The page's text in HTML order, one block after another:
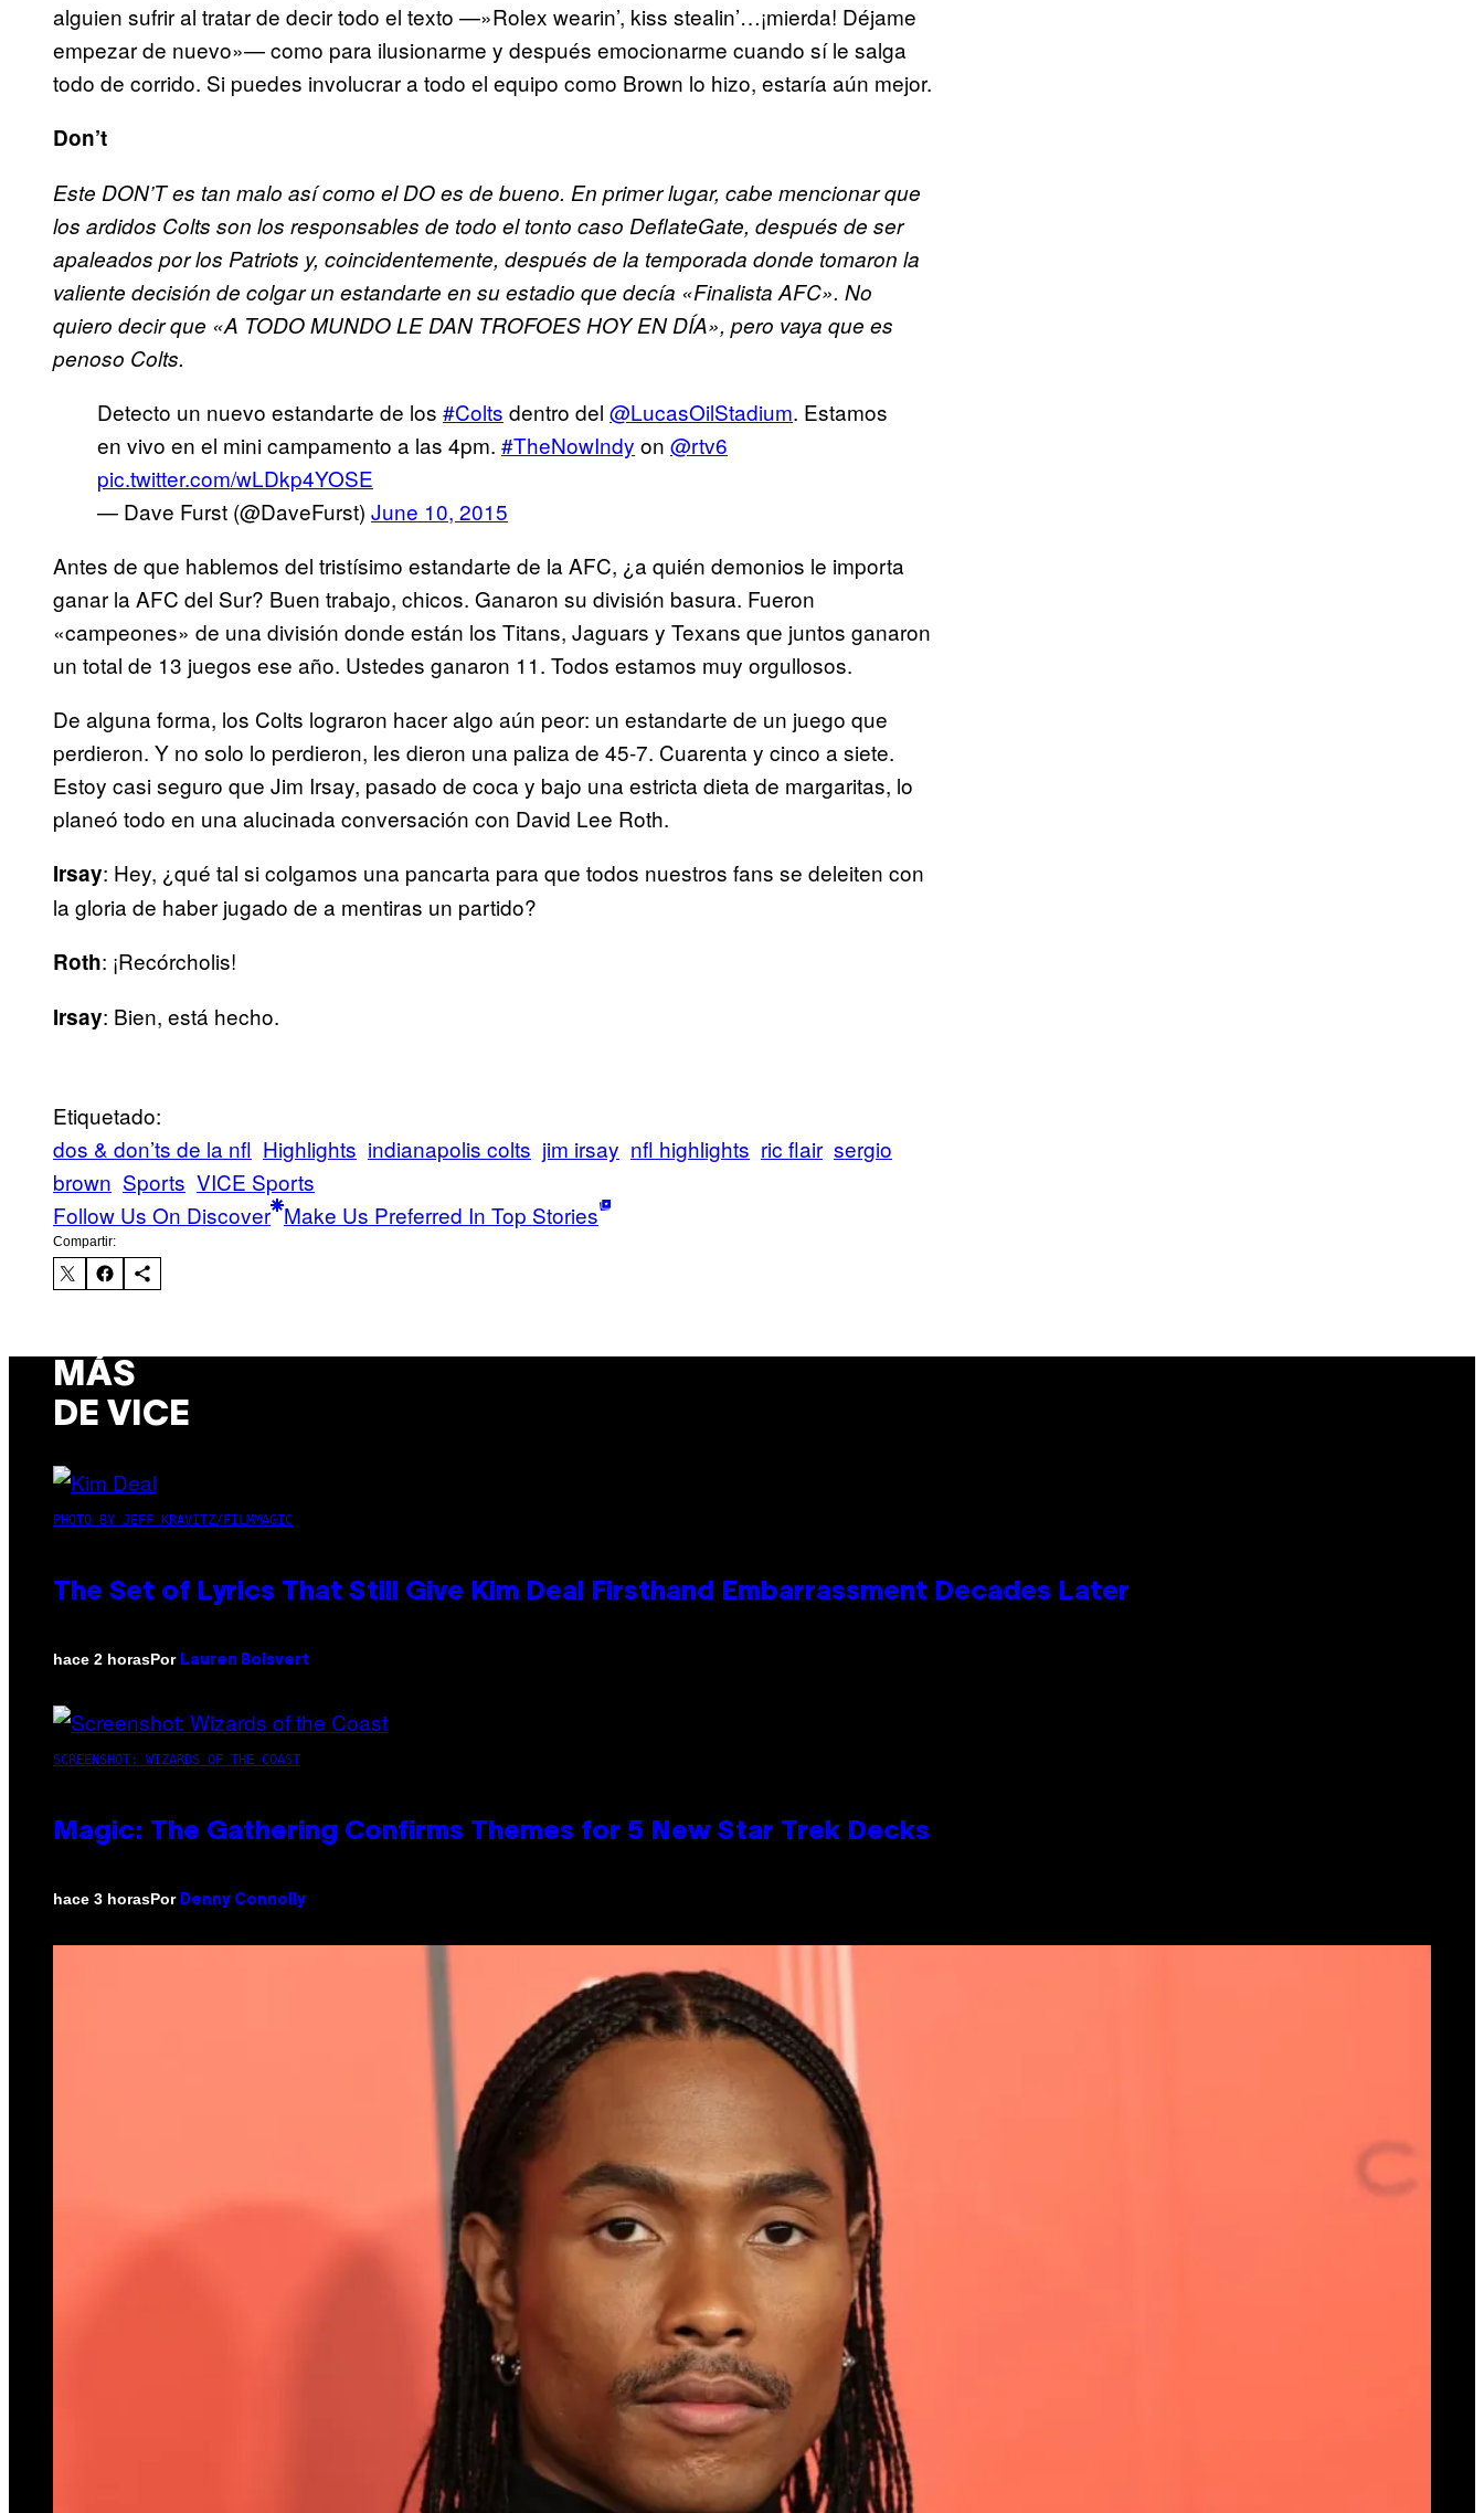
alguien sufrir al tratar de decir todo el texto —»Rolex wearin’, kiss stealin’…¡mierda! Déjame
empezar de nuevo»— como para ilusionarme y después emocionarme cuando sí le salga
todo de corrido. Si puedes involucrar a todo el equipo como Brown lo hizo, estaría aún mejor.
Don’t
Este DON’T es tan malo así como el DO es de bueno. En primer lugar, cabe mencionar que
los ardidos Colts son los responsables de todo el tonto caso DeflateGate, después de ser
apaleados por los Patriots y, coincidentemente, después de la temporada donde tomaron la
valiente decisión de colgar un estandarte en su estadio que decía «Finalista AFC». No
quiero decir que «A TODO MUNDO LE DAN TROFOES HOY EN DÍA», pero vaya que es
penoso Colts.
Detecto un nuevo estandarte de los #Colts dentro del @LucasOilStadium. Estamos
en vivo en el mini campamento a las 4pm. #TheNowIndy on @rtv6
pic.twitter.com/wLDkp4YOSE
— Dave Furst (@DaveFurst) June 10, 2015
Antes de que hablemos del tristísimo estandarte de la AFC, ¿a quién demonios le importa
ganar la AFC del Sur? Buen trabajo, chicos. Ganaron su división basura. Fueron
«campeones» de una división donde están los Titans, Jaguars y Texans que juntos ganaron
un total de 13 juegos ese año. Ustedes ganaron 11. Todos estamos muy orgullosos.
De alguna forma, los Colts lograron hacer algo aún peor: un estandarte de un juego que
perdieron. Y no solo lo perdieron, les dieron una paliza de 45-7. Cuarenta y cinco a siete.
Estoy casi seguro que Jim Irsay, pasado de coca y bajo una estricta dieta de margaritas, lo
planeó todo en una alucinada conversación con David Lee Roth.
Irsay: Hey, ¿qué tal si colgamos una pancarta para que todos nuestros fans se deleiten con
la gloria de haber jugado de a mentiras un partido?
Roth: ¡Recórcholis!
Irsay: Bien, está hecho.
Etiquetado:
dos & don’ts de la nfl Highlights indianapolis colts jim irsay nfl highlights ric flair sergio
brown Sports VICE Sports
Follow Us On Discover Make Us Preferred In Top Stories
Compartir:
MÁS
DE VICE
PHOTO BY JEFF KRAVITZ/FILMMAGIC
The Set of Lyrics That Still Give Kim Deal Firsthand Embarrassment Decades Later
hace 2 horasPor Lauren Boisvert
SCREENSHOT: WIZARDS OF THE COAST
Magic: The Gathering Confirms Themes for 5 New Star Trek Decks
hace 3 horasPor Denny Connolly